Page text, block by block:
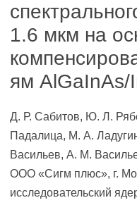
1.6 мкм на
ям AlGaInAs/
Д. Р. Сабитов, Ю. Л.
Падалица, М. А.
Васильев, А. М.
ООО «Сигм плюс», г.
исследовательский